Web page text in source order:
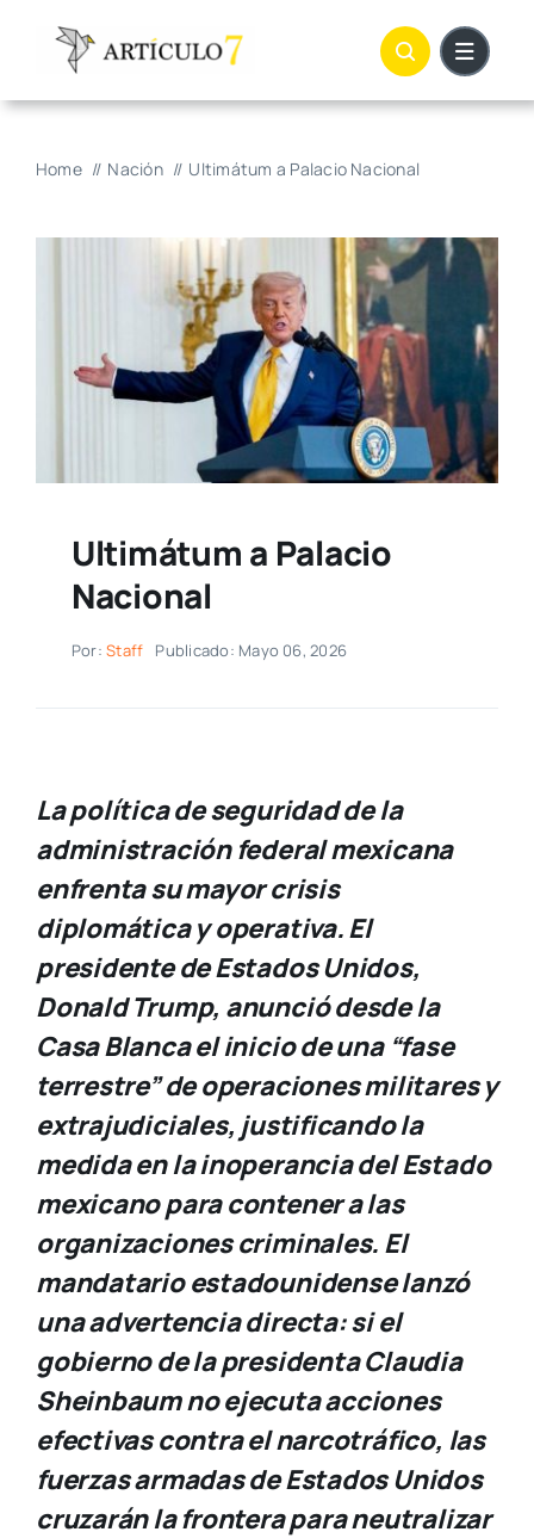
Home Nación Ultimátum a Palacio Nacional
Ultimátum a Palacio
Nacional
Por:Staff Publicado: Mayo 06, 2026
La política de seguridad de la
administración federal mexicana
enfrenta su mayor crisis
diplomática y operativa. El
presidente de Estados Unidos,
Donald Trump, anunció desde la
Casa Blanca el inicio de una “fase
terrestre” de operaciones militares y
extrajudiciales, justificando la
medida en la inoperancia del Estado
mexicano para contener a las
organizaciones criminales. El
mandatario estadounidense lanzó
una advertencia directa: si el
gobierno de la presidenta Claudia
Sheinbaum no ejecuta acciones
efectivas contra el narcotráfico, las
fuerzas armadas de Estados Unidos
cruzarán la frontera para neutralizar